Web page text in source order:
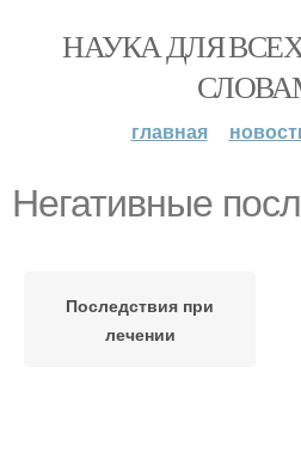
НАУКА ДЛЯ
главная
Негативные
Последствия при
лечении